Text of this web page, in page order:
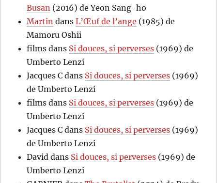
Busan (2016) de Yeon Sang-ho
Martin dansL’Œuf de l’ange (1985) de
Mamoru Oshii
films dans Si douces, si perverses (1969) de
Umberto Lenzi
Jacques C dans Si douces, si perverses (1969)
de Umberto Lenzi
films dans Si douces, si perverses (1969) de
Umberto Lenzi
Jacques C dans Si douces, si perverses (1969)
de Umberto Lenzi
David dans Si douces, si perverses (1969) de
Umberto Lenzi